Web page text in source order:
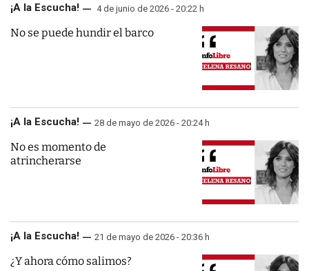
¡A la Escucha! 4 de junio de 2026 - 20:22 h
No se puede hundir el barco
¡A la Escucha! 28 de mayo de 2026 - 20:24 h
No es momento de
atrincherarse
¡A la Escucha! 21 de mayo de 2026 - 20:36 h
¿Y ahora cómo salimos?